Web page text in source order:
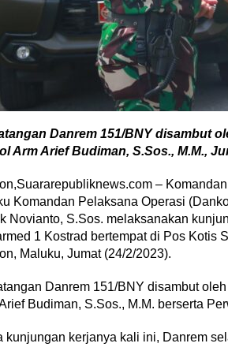
Danrem 151/BNY disambut
Arm Arief Budiman, S.Sos., M.M.,
–
Komandan Pelaksana Operasi
Novianto, S.Sos. melaksanakan
1 Kostrad bertempat di Pos Kotis
Maluku, Jumat (24/2/2023).
Danrem 151/BNY disambut
Budiman, S.Sos., M.M. berserta
kunjungan kerjanya kali ini, Danrem